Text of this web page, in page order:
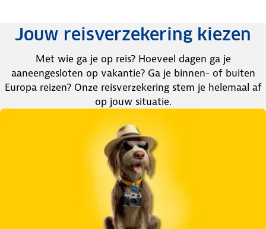
Jouw reisverzekering kiezen
Met wie ga je op reis? Hoeveel dagen ga je
aaneengesloten op vakantie? Ga je binnen- of buiten
Europa reizen? Onze reisverzekering stem je helemaal af
op jouw situatie.